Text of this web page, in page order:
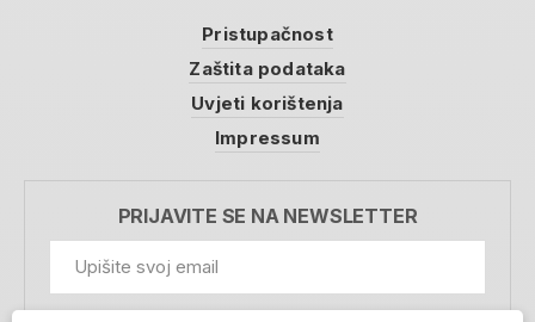
Pristupačnost
Zaštita podataka
Uvjeti korištenja
Impressum
PRIJAVITE SE NA NEWSLETTER